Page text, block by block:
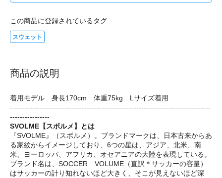
この商品に登録されているタグ
スウェット
商品の説明
着用モデル 身長170cm 体重75kg Lサイズ着用
---------------------------------------------------------------------------------
----------------
SVOLME【スボルメ】とは
『SVOLME』（スボルメ）。ブランドマークは、日本古来からあ
る家紋からイメージしており、6つの星は、アジア、北米、南
米、ヨーロッパ、アフリカ、オセアニアの大陸を表現している。
ブランド名は、SOCCER VOLUME（直訳＊サッカーの容量）
はサッカーの計り知れないほど大きく、そこが見えないほど深